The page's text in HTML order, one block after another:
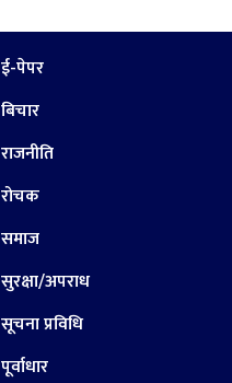
ई-पेपर
बिचार
राजनीति
रोचक
समाज
सुरक्षा/अपराध
सूचना प्रविधि
पूर्वाधार